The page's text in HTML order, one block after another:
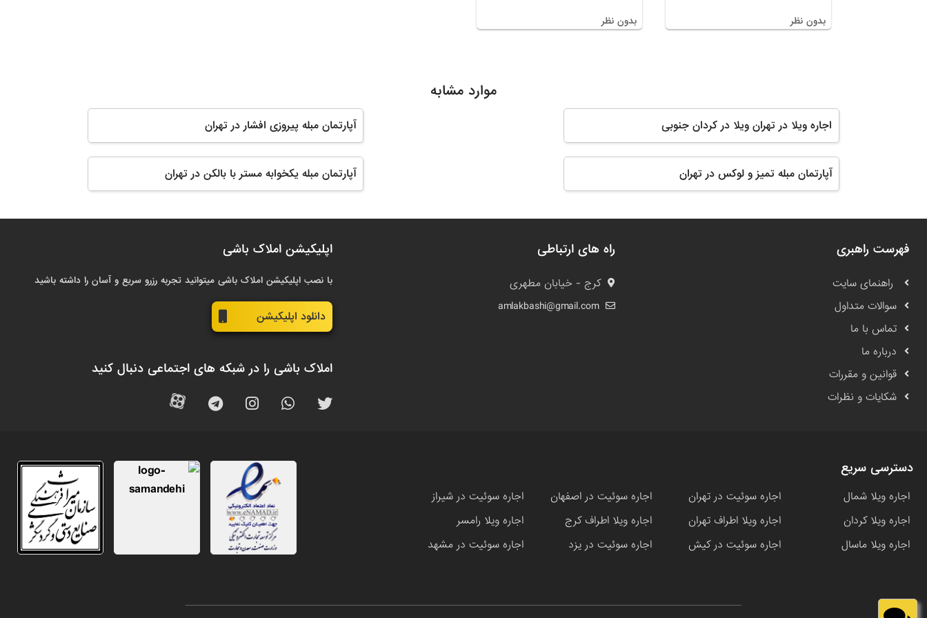
بدون نظر بدون نظر
موارد مشابه
اجاره ویلا در تهران ویلا در کردان جنوبی آپارتمان مبله پیروزی افشار در تهران
آپارتمان مبله تمیز و لوکس در تهران آپارتمان مبله يكخوابه مستر با بالكن در تهران
فهرست راهبری
راهنمای سایت
سوالات متداول
تماس با ما
درباره ما
قوانین و مقررات
شکایات و نظرات
راه های ارتباطی
کرج - خیابان مطهری
amlakbashi@gmail.com
اپلیکیشن املاک باشی
با نصب اپلیکیشن املاک باشی میتوانید تجربه رزرو سریع و آسان را داشته باشید
دانلود اپلیکیشن
املاک باشی را در شبکه های اجتماعی دنبال کنید
دسترسی سریع
اجاره ویلا شمال اجاره سوئیت در تهران اجاره سوئیت در اصفهان
اجاره سوئیت در شیراز
اجاره ویلا کردان
اجاره ویلا اطراف تهران اجاره ویلا اطراف کرج
اجاره ویلا رامسر
اجاره ویلا ماسال
اجاره سوئیت در کیش اجاره سوئیت در یزد اجاره سوئیت در مشهد